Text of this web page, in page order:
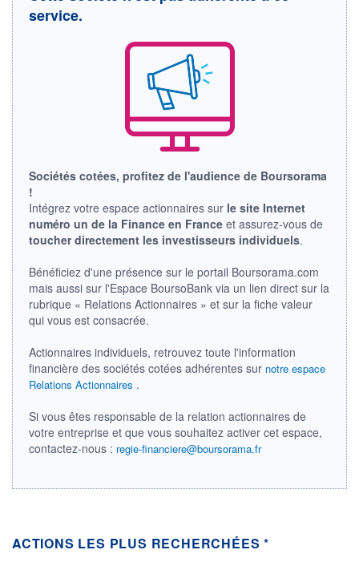
134,000
+ BAS
0,000
CAPITAL ÉCHANGÉ
0,00%
DERNIER ÉCHANGE
-
LIMITE À LA
BAISSE
LIMITE À LA
HAUSSE
RENDEMENT
ESTIMÉ 2026
-
PER ESTIMÉ
2026
-
DERNIER
DIVIDENDE
0,00 EUR
DATE
DERNIER
DIVIDENDE
-
PROCHAIN
ÉLIGIBILITÉ
Non éligible
+ PORTEFEUILLE + LISTE
service.
Sociétés cotées, profitez de l'audience de Boursorama
!
Intégrez votre espace actionnaires sur le site Internet
numéro un de la Finance en France et assurez-vous de
toucher directement les investisseurs individuels.
Bénéficiez d'une présence sur le portail Boursorama.com
mais aussi sur l'Espace BoursoBank via un lien direct sur la
rubrique « Relations Actionnaires » et sur la fiche valeur
qui vous est consacrée.
Actionnaires individuels, retrouvez toute l'information
financière des sociétés cotées adhérentes sur notre espace
Relations Actionnaires .
Si vous êtes responsable de la relation actionnaires de
votre entreprise et que vous souhaitez activer cet espace,
contactez-nous : regie-financiere@boursorama.fr
ACTIONS LES PLUS RECHERCHÉES *